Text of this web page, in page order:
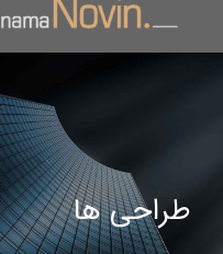
طراحی ها